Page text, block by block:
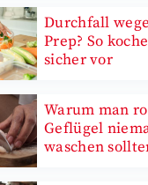
Durchfall
Prep? So
sicher vor
Warum man
Geflügel
waschen